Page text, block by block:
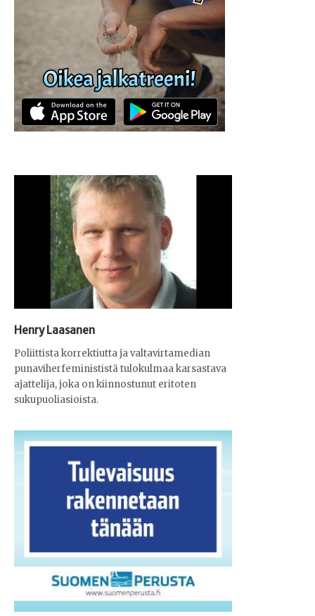
Henry Laasanen
Poliittista korrektiutta ja valtavirtamedian
punaviherfeminististä tulokulmaa karsastava
ajattelija, joka on kiinnostunut eritoten
sukupuoliasioista.